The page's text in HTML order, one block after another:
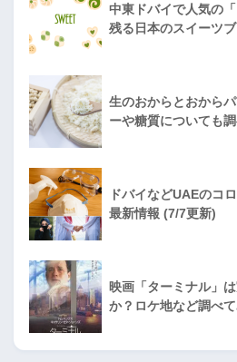
中東ドバイで人気の
残る日本のスイーツ
生のおからとおから
ーや糖質についても調
ドバイなどUAEのコ
最新情報 (7/7更新)
映画「ターミナル」
か？ロケ地など調べて